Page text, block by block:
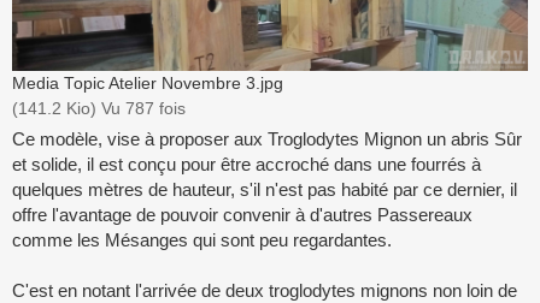
g
Media Topic Atelier Novembre 3.jpg
(141.2 Kio) Vu 787 fois
Ce modèle, vise à proposer aux Troglodytes Mignon un abris Sûr
et solide, il est conçu pour être accroché dans une fourrés à
quelques mètres de hauteur, s'il n'est pas habité par ce dernier, il
offre l'avantage de pouvoir convenir à d'autres Passereaux
comme les Mésanges qui sont peu regardantes.
C'est en notant l'arrivée de deux troglodytes mignons non loin de